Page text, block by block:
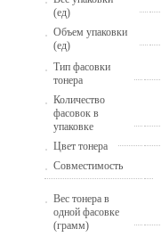
(ед)
Объем упаковки
(ед)
Тип фасовки
тонера
Количество
фасовок в
упаковке
Цвет тонера
Совместимость
Вес тонера в
одной фасовке
(грамм)